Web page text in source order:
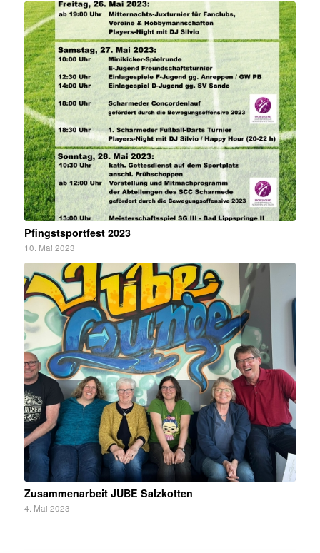
Pfingstsportfest 2023
10. Mai 2023
Zusammenarbeit JUBE Salzkotten
4. Mai 2023